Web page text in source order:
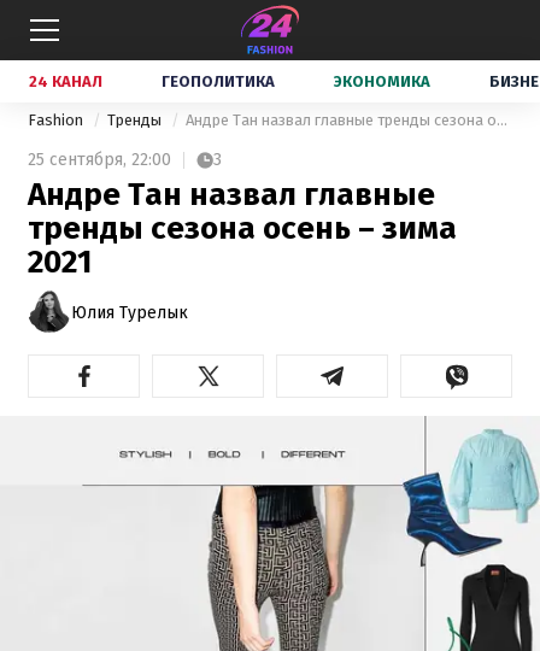
24 КАНАЛ ГЕОПОЛИТИКА ЭКОНОМИКА
Fashion Тренды Андре Тан назвал главные тренды сезона осень – зима 2021
25 сентября, 22:00 3
Андре Тан назвал главные
тренды сезона осень – зима
2021
Юлия Турелык